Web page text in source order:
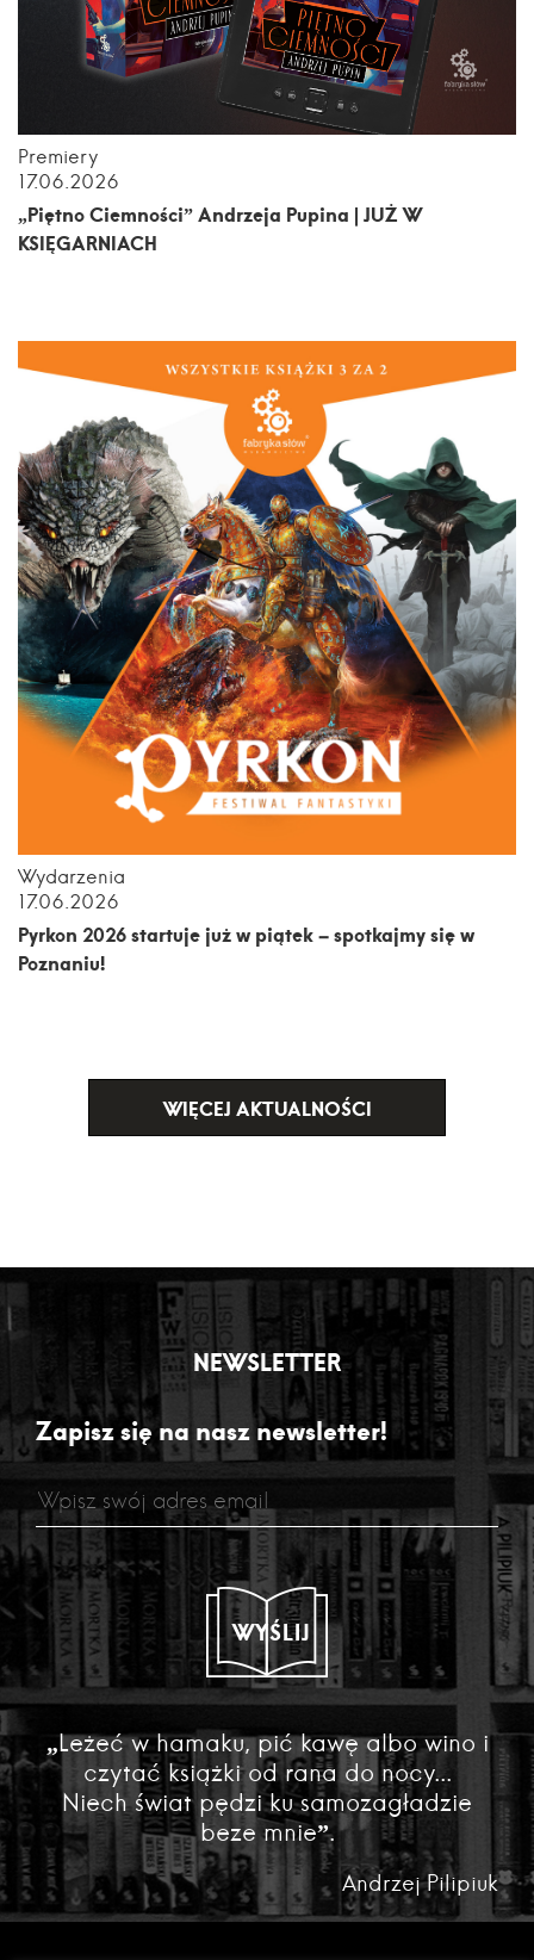
Premiery
17.06.2026
„Piętno Ciemności” Andrzeja Pupina | JUŻ W
KSIĘGARNIACH
Wydarzenia
17.06.2026
Pyrkon 2026 startuje już w piątek – spotkajmy się w
Poznaniu!
WIĘCEJ AKTUALNOŚCI
NEWSLETTER
Zapisz się na nasz newsletter!
WYŚLIJ
„Leżeć w hamaku, pić kawę albo wino i
czytać książki od rana do nocy...
Niech świat pędzi ku samozagładzie
beze mnie”.
Andrzej Pilipiuk